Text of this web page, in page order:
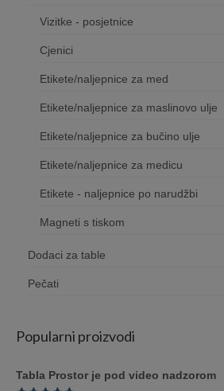
Vizitke - posjetnice
Cjenici
Etikete/naljepnice za med
Etikete/naljepnice za maslinovo ulje
Etikete/naljepnice za bučino ulje
Etikete/naljepnice za medicu
Etikete - naljepnice po narudžbi
Magneti s tiskom
Dodaci za table
Pečati
Popularni proizvodi
Tabla Prostor je pod video nadzorom